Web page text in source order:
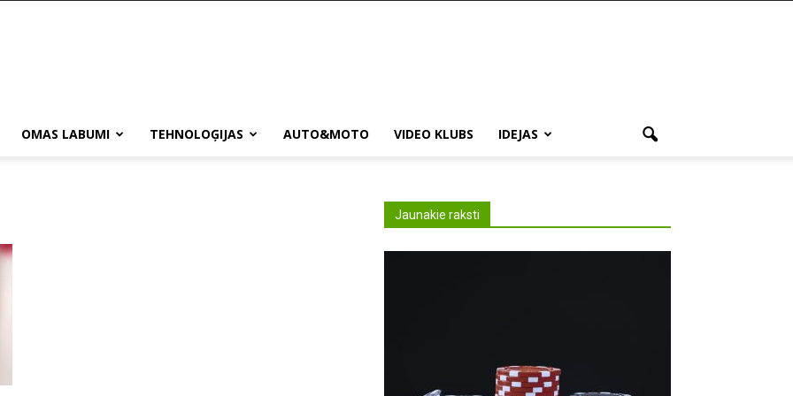
OMAS LABUMI TEHNOLOĢIJAS AUTO&MOTO VIDEO KLUBS IDEJAS
Jaunakie raksti